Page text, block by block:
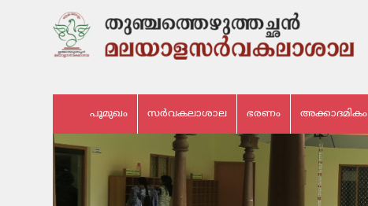
പൂമുഖം സർവകലാശാല ഭരണം അക്കാദമികം